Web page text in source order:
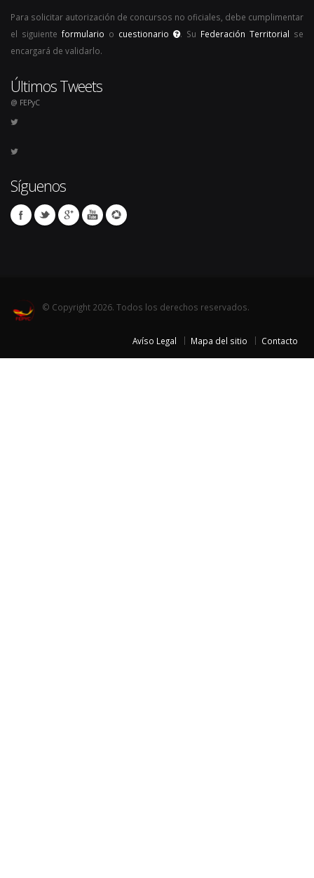
Para solicitar autorización de concursos no oficiales, debe cumplimentar
el siguiente formulario o cuestionario . Su Federación Territorial se
encargará de validarlo.
Últimos Tweets
@ FEPyC
Síguenos
© Copyright 2026. Todos los derechos reservados.
Avíso Legal Mapa del sitio Contacto